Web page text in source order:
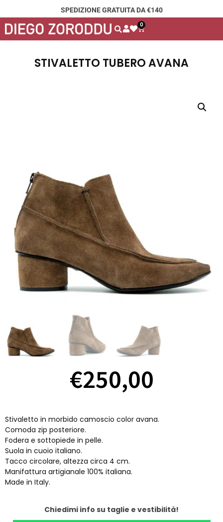
SPEDIZIONE GRATUITA DA €140
0
STIVALETTO TUBERO AVANA
€250,00
Stivaletto in morbido camoscio color avana.
Comoda zip posteriore.
Fodera e sottopiede in pelle.
Suola in cuoio italiano.
Tacco circolare, altezza circa 4 cm.
Manifattura artigianale 100% italiana.
Made in Italy.
Chiedimi info su taglie e vestibilità!